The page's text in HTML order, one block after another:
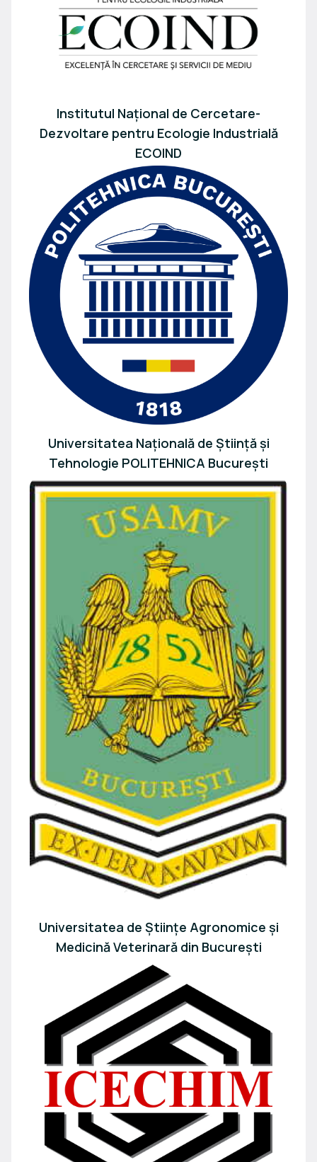
Institutul Național de Cercetare-
Dezvoltare pentru Ecologie Industrială
ECOIND
Universitatea Națională de Știință și
Tehnologie POLITEHNICA București
Universitatea de Științe Agronomice și
Medicină Veterinară din București